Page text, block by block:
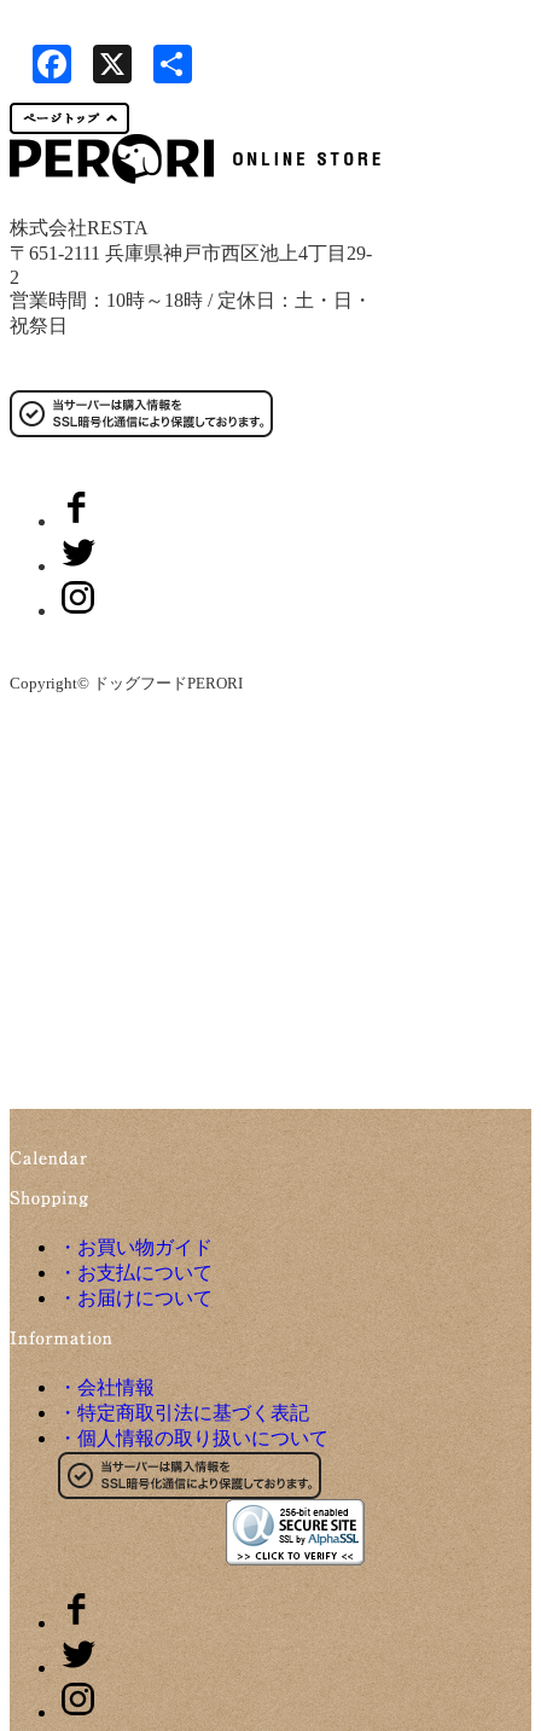
Facebook
株式会社RESTA
〒651-2111 兵庫県神戸市西区池上4丁目29-
2
営業時間：10時～18時 / 定休日：土・日・
祝祭日
Copyright© ドッグフードPERORI
・お買い物ガイド
・お支払について
・お届けについて
・会社情報
・特定商取引法に基づく表記
・個人情報の取り扱いについて